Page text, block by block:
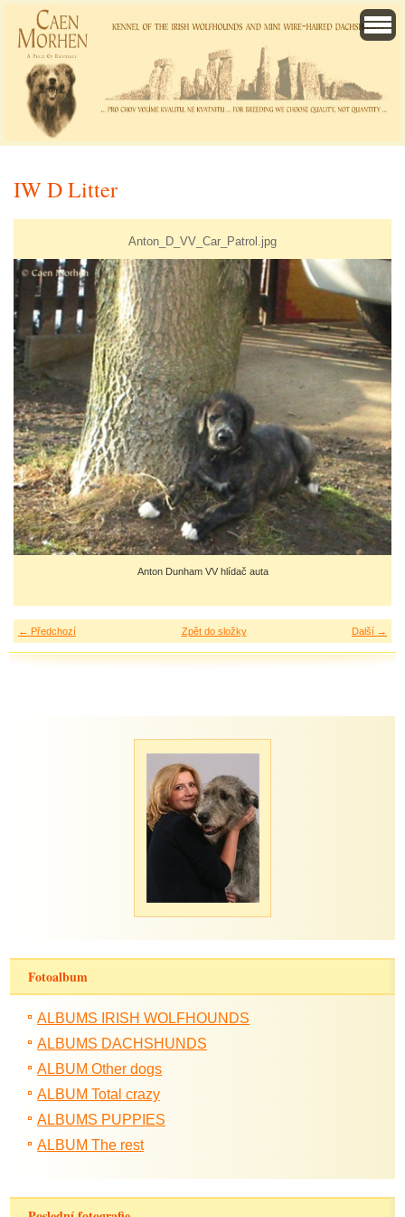
IW D Litter
Anton_D_VV_Car_Patrol.jpg
Anton Dunham VV hlídač auta
← Předchozí Další →
Zpět do složky
Fotoalbum
ALBUMS IRISH WOLFHOUNDS
ALBUMS DACHSHUNDS
ALBUM Other dogs
ALBUM Total crazy
ALBUMS PUPPIES
ALBUM The rest